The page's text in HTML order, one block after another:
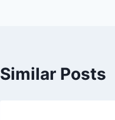
Similar Posts